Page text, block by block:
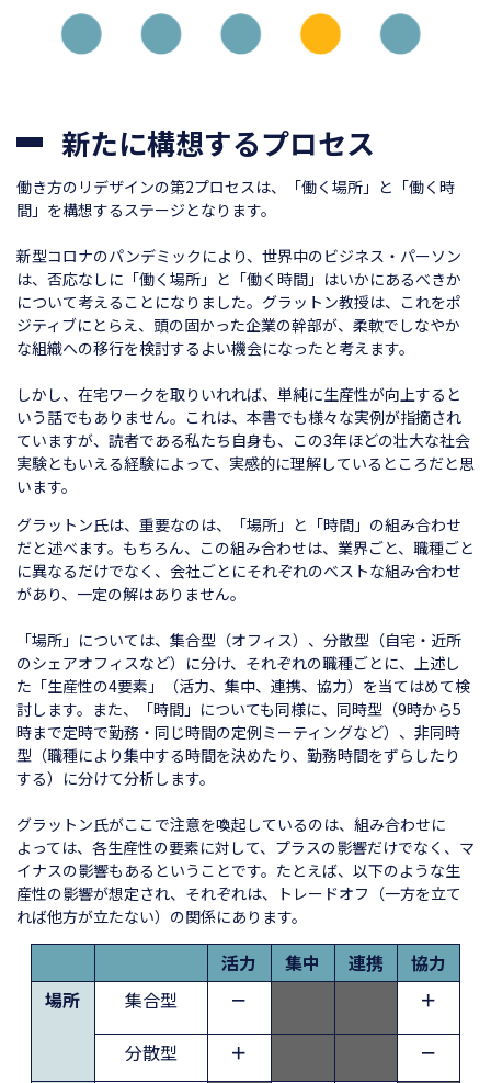
新たに構想するプロセス
働き方のリデザインの第2プロセスは、「働く場所」と「働く時
間」を構想するステージとなります。
新型コロナのパンデミックにより、世界中のビジネス・パーソン
は、否応なしに「働く場所」と「働く時間」はいかにあるべきか
について考えることになりました。グラットン教授は、これをポ
ジティブにとらえ、頭の固かった企業の幹部が、柔軟でしなやか
な組織への移行を検討するよい機会になったと考えます。
しかし、在宅ワークを取りいれれば、単純に生産性が向上すると
いう話でもありません。これは、本書でも様々な実例が指摘され
ていますが、読者である私たち自身も、この3年ほどの壮大な社会
実験ともいえる経験によって、実感的に理解しているところだと思
います。
グラットン氏は、重要なのは、「場所」と「時間」の組み合わせ
だと述べます。もちろん、この組み合わせは、業界ごと、職種ごと
に異なるだけでなく、会社ごとにそれぞれのベストな組み合わせ
があり、一定の解はありません。
「場所」については、集合型（オフィス）、分散型（自宅・近所
のシェアオフィスなど）に分け、それぞれの職種ごとに、上述し
た「生産性の4要素」（活力、集中、連携、協力）を当てはめて検
討します。また、「時間」についても同様に、同時型（9時から5
時まで定時で勤務・同じ時間の定例ミーティングなど）、非同時
型（職種により集中する時間を決めたり、勤務時間をずらしたり
する）に分けて分析します。
グラットン氏がここで注意を喚起しているのは、組み合わせに
よっては、各生産性の要素に対して、プラスの影響だけでなく、マ
イナスの影響もあるということです。たとえば、以下のような生
産性の影響が想定され、それぞれは、トレードオフ（一方を立て
れば他方が立たない）の関係にあります。
活力 集中 連携
協力
場所
集合型 －
＋
分散型
＋
－